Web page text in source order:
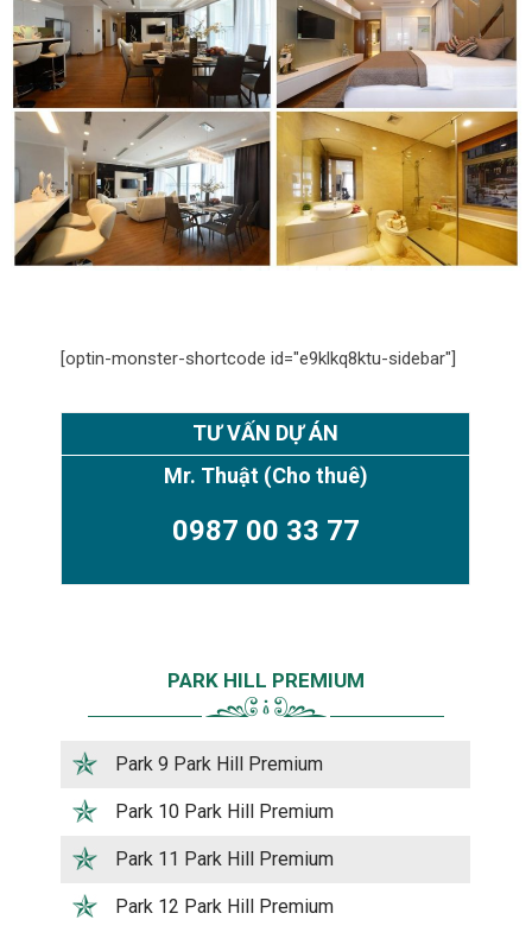
[optin-monster-shortcode id="e9klkq8ktu-sidebar"]
TƯ VẤN DỰ ÁN
Mr. Thuật (Cho thuê)
0987 00 33 77
PARK HILL PREMIUM
Park 9 Park Hill Premium
Park 10 Park Hill Premium
Park 11 Park Hill Premium
Park 12 Park Hill Premium